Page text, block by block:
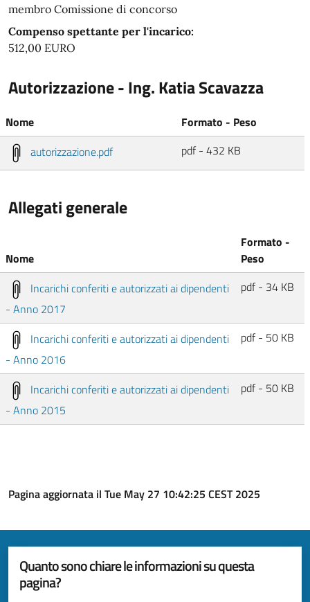
membro Comissione di concorso
Compenso spettante per l'incarico:
512,00 EURO
Autorizzazione - Ing. Katia Scavazza
Nome
Formato - Peso
autorizzazione.pdf
pdf - 432 KB
Allegati generale
Nome
Formato -
Peso
Incarichi conferiti e autorizzati ai dipendenti
- Anno 2017
pdf - 34 KB
Incarichi conferiti e autorizzati ai dipendenti
- Anno 2016
pdf - 50 KB
Incarichi conferiti e autorizzati ai dipendenti
- Anno 2015
pdf - 50 KB
Pagina aggiornata il Tue May 27 10:42:25 CEST 2025
Quanto sono chiare le informazioni su questa
pagina?